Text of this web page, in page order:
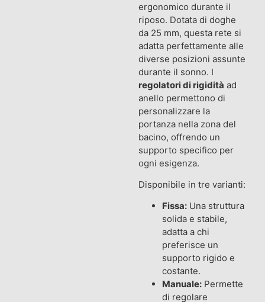
ergonomico durante il
riposo. Dotata di doghe
da 25 mm, questa rete si
adatta perfettamente alle
diverse posizioni assunte
durante il sonno. I
regolatori di rigidità ad
anello permettono di
personalizzare la
portanza nella zona del
bacino, offrendo un
supporto specifico per
ogni esigenza.
Disponibile in tre varianti:
Fissa: Una struttura
solida e stabile,
adatta a chi
preferisce un
supporto rigido e
costante.
Manuale: Permette
di regolare